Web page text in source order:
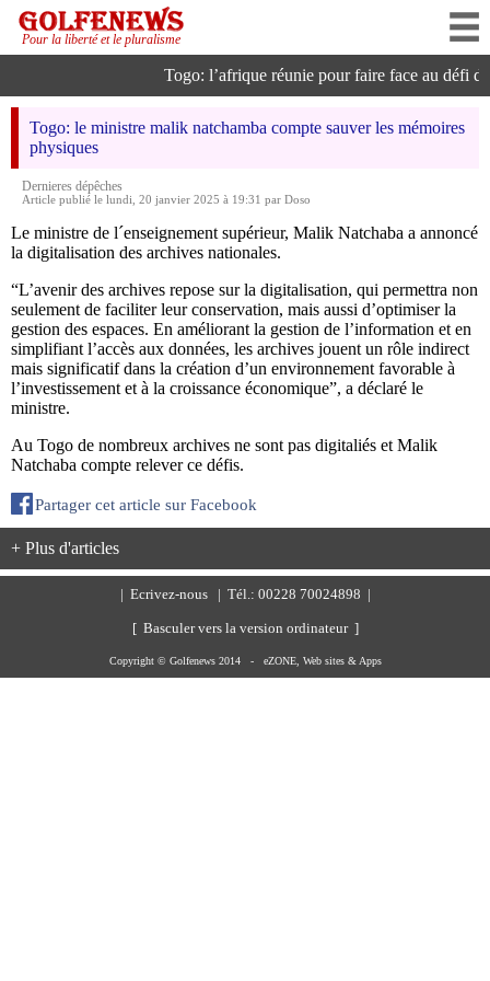
Pour la liberté et le pluralisme
Togo: l’afrique réunie pour faire face au défi
Togo: le ministre malik natchamba compte sauver les mémoires
physiques
Dernieres dépêches
Article publié le lundi, 20 janvier 2025 à 19:31 par Doso
Le ministre de l´enseignement supérieur, Malik Natchaba a annoncé
la digitalisation des archives nationales.
“L’avenir des archives repose sur la digitalisation, qui permettra non
seulement de faciliter leur conservation, mais aussi d’optimiser la
gestion des espaces. En améliorant la gestion de l’information et en
simplifiant l’accès aux données, les archives jouent un rôle indirect
mais significatif dans la création d’un environnement favorable à
l’investissement et à la croissance économique”, a déclaré le
ministre.
Au Togo de nombreux archives ne sont pas digitaliés et Malik
Natchaba compte relever ce défis.
Partager cet article sur Facebook
+ Plus d'articles
Ecrivez-nous | Tél.: 00228 70024898 |
[ Basculer vers la version ordinateur ]
Copyright © Golfenews 2014 - eZONE, Web sites & Apps